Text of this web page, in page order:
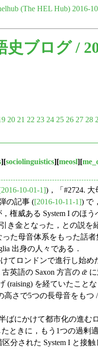
(The HEL Hub) 2016-10
史ブログ/
20 21 22 23 24 25 26 27 28
][sociolinguistics][meosl][
10-01-1])，「#2724.
の記事 ([2016-10-11-1]) で
権威ある System I のほう
き金となった，との説を
た母音体系をもった話
出身の人々である．
てロンドンで進行し始め
英語の Saxon 方言の ǣ
(raising) を経ていたこと
さで5つの長母音をもつ /
ばにかけて都市化の進む
ときに，もう1つの過剰
分された System I と接